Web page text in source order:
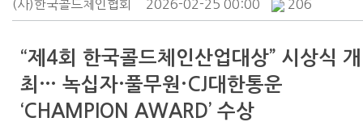
(사)한국콜드체인협회 2026-02-25 00:00 206
“제4회 한국콜드체인산업대상” 시상식 개
최… 녹십자·풀무원·CJ대한통운
‘CHAMPION AWARD’ 수상